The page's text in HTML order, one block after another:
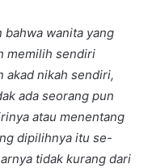
bahwa wanita yang
memilih sendiri
akad nikah sendiri,
ada seorang pun
atau menentang
dipilihnya itu se-
tidak kurang dari